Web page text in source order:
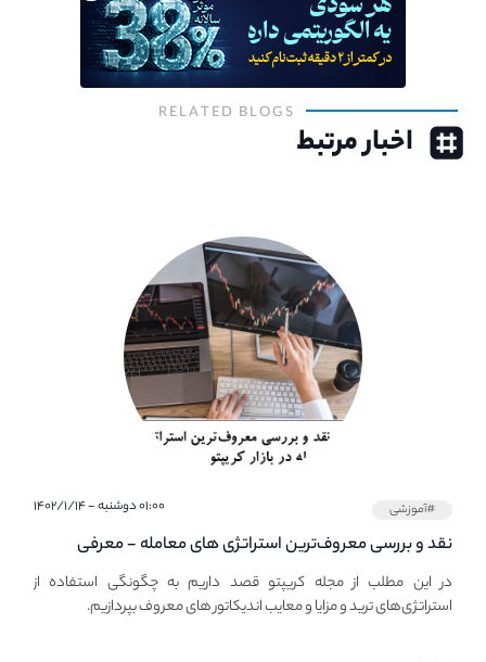
RELATED BLOGS
اخبار مرتبط
#آموزشی ۰۱:۰۰ دوشنبه - ۱۴۰۲/۱/۱۴
نقد و بررسی معروف‌ترین استراتژی های معامله - معرفی
استراتژی های مهم ترید در بازار کریپتو
در این مطلب از مجله کریپتو قصد داریم به چگونگی استفاده از
استراتژی‌های ترید و مزایا و معایب اندیکاتور های معروف بپردازیم.